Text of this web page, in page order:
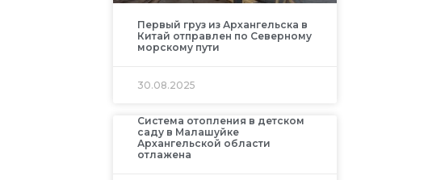
Первый груз из Архангельска в
Китай отправлен по Северному
морскому пути
30.08.2025
Система отопления в детском
саду в Малашуйке
Архангельской области
отлажена